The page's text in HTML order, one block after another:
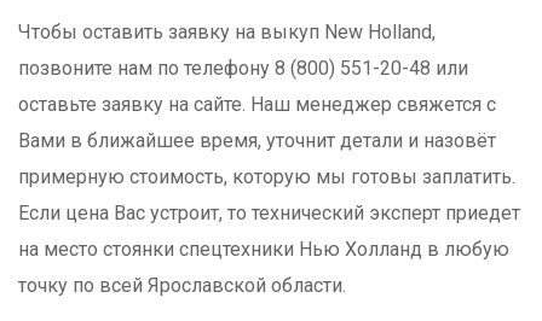
Чтобы оставить заявку на выкуп New Holland,
позвоните нам по телефону 8 (800) 551-20-48 или
оставьте заявку на сайте. Наш менеджер свяжется с
Вами в ближайшее время, уточнит детали и назовёт
примерную стоимость, которую мы готовы заплатить.
Если цена Вас устроит, то технический эксперт приедет
на место стоянки спецтехники Нью Холланд в любую
точку по всей Ярославской области.